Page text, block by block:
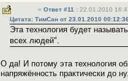
« Ответ #11 : 22.01.2010
Цитата: ТимСан от 23.01.2010
Эта технология будет
всех людей".
О да! И потому эта технология
напряжённость практически до